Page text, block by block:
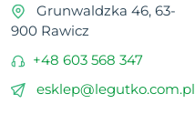
Grunwaldzka 46, 63-
900 Rawicz
+48 603 568 347
esklep@legutko.com.pl